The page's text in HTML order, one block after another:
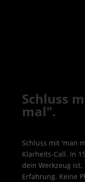
Schluss
mal".
Schluss mit 'man
Klarheits-Call. In
dein Werkzeug
Erfahrung. Keine